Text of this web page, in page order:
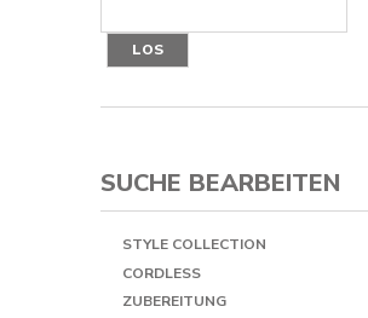
LOS
SUCHE BEARBEITEN
STYLE COLLECTION
CORDLESS
ZUBEREITUNG